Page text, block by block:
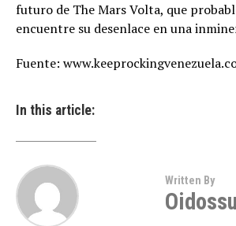
futuro de The Mars Volta, que
encuentre su desenlace en una
Fuente:
In this article:
Written By